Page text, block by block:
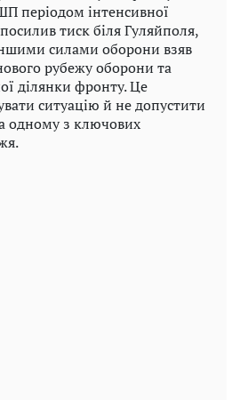
періодом інтенсивної
тиск біля Гуляйполя,
силами оборони взяв
рубежу оборони та
ділянки фронту. Це
ситуацію й не допустити
одному з ключових